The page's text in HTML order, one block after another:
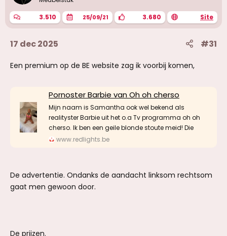
3.510 25/09/21 3.680 Site
17 dec 2025 #31
Een premium op de BE website zag ik voorbij komen,
Pornoster Barbie van Oh oh cherso
Mijn naam is Samantha ook wel bekend als
realityster Barbie uit het o.a Tv programma oh oh
cherso. Ik ben een geile blonde stoute meid! Die
www.redlights.be
De advertentie. Ondanks de aandacht linksom rechtsom
gaat men gewoon door.
De prijzen.